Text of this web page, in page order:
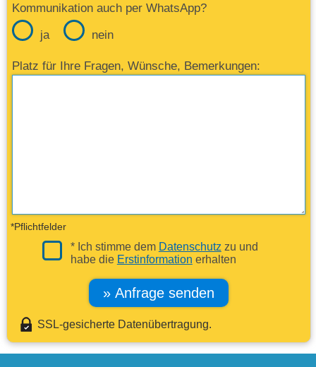
Kommunikation auch per WhatsApp?
ja
nein
Platz für Ihre Fragen, Wünsche, Bemerkungen:
*Pflichtfelder
* Ich stimme dem Datenschutz zu und
habe die Erstinformation erhalten
SSL-gesicherte Datenübertragung.